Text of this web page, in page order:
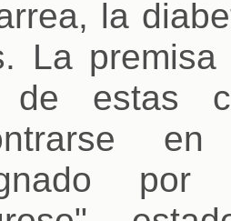
la
La
de estas
por